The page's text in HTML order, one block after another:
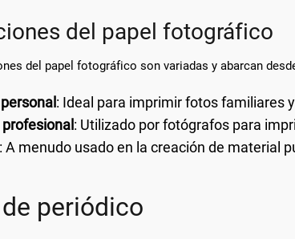
del papel fotográfico
del papel fotográfico son variadas y abarcan
: Ideal para imprimir fotos familiares
: Utilizado por fotógrafos para
: A menudo usado en la creación de material
periódico